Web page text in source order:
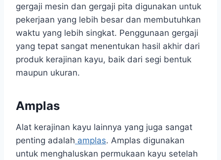
gergaji mesin dan gergaji pita digunakan untuk
pekerjaan yang lebih besar dan membutuhkan
waktu yang lebih singkat. Penggunaan gergaji
yang tepat sangat menentukan hasil akhir dari
produk kerajinan kayu, baik dari segi bentuk
maupun ukuran.
Amplas
Alat kerajinan kayu lainnya yang juga sangat
penting adalah amplas. Amplas digunakan
untuk menghaluskan permukaan kayu setelah